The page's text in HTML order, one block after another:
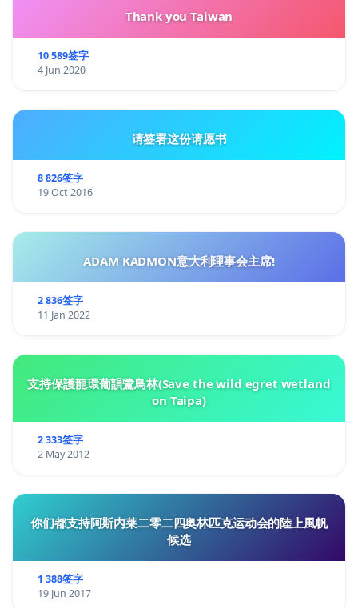
Thank you Taiwan
10 589签字
4 Jun 2020
请签署这份请愿书
8 826签字
19 Oct 2016
ADAM KADMON意大利理事会主席!
2 836签字
11 Jan 2022
支持保護龍環葡韻鷺鳥林(Save the wild egret wetland
on Taipa)
2 333签字
2 May 2012
你们都支持阿斯内莱二零二四奥林匹克运动会的陸上風帆
候选
1 388签字
19 Jun 2017